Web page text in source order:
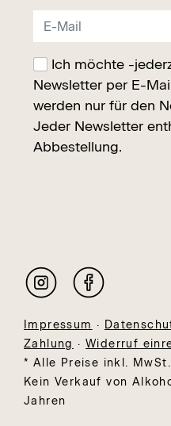
Impressum ·
Zahlung ·Widerruf
* Alle Preise inkl.
Kein Verkauf von
Jahren